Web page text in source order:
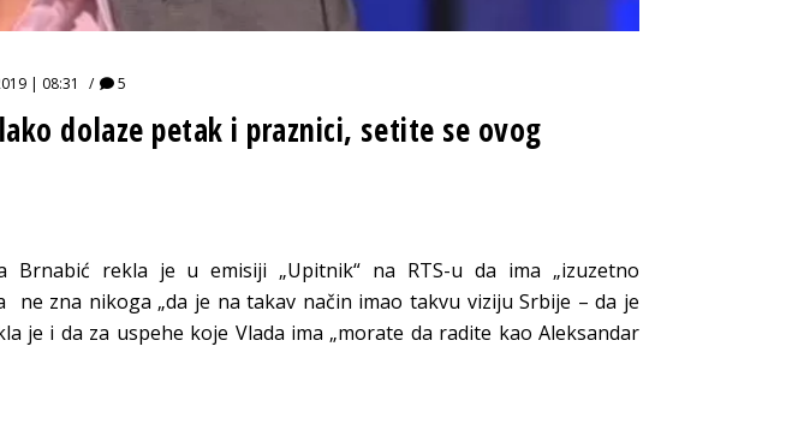
| 08:31 5
dolaze petak i praznici, setite se ovog
Brnabić rekla je u emisiji „Upitnik“ na RTS-u da ima „izuzetno
ne zna nikoga „da je na takav način imao takvu viziju Srbije – da je
je i da za uspehe koje Vlada ima „morate da radite kao Aleksandar